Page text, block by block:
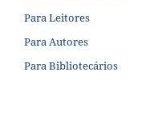
Para Leitores
Para Autores
Para Bibliotecários